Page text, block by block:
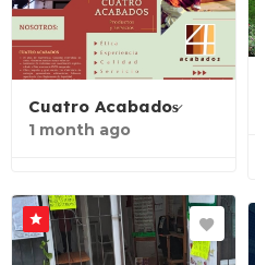
Cuatro Acabados̷
1 month ago